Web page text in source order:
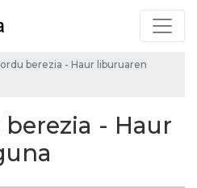
berezia - Haur liburuaren
- Haur